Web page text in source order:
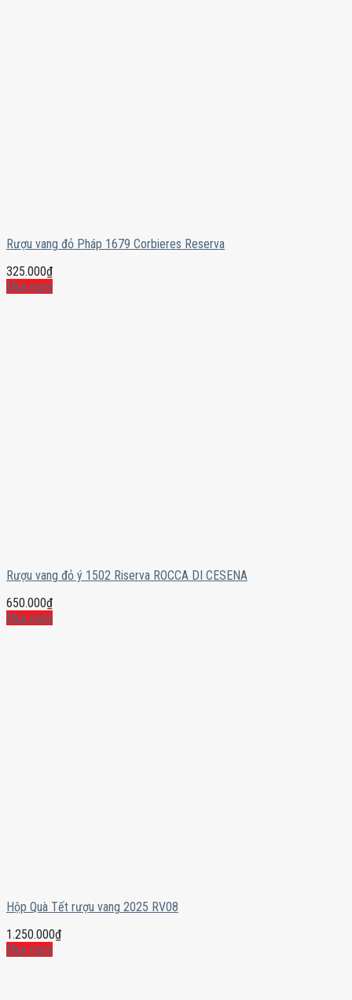
Rượu vang đỏ Pháp 1679 Corbieres Reserva
325.000₫
Mua ngay
Rượu vang đỏ ý 1502 Riserva ROCCA DI CESENA
650.000₫
Mua ngay
Hộp Quà Tết rượu vang 2025 RV08
1.250.000₫
Mua ngay